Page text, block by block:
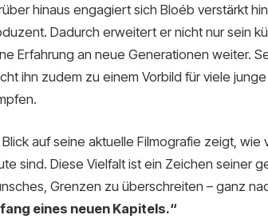
hinaus engagiert sich Bloéb verstärkt
Dadurch erweitert er nicht nur sein
Erfahrung an neue Generationen weiter.
ihn zudem zu einem Vorbild für viele
Blick auf seine aktuelle Filmografie zeigt,
sind. Diese Vielfalt ist ein Zeichen seiner
Grenzen zu überschreiten – ganz
eines neuen Kapitels.“